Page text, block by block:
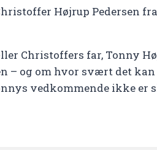
Højrup Pedersen
Christoffers far, Tonny
– og om hvor svært det kan
vedkommende ikke er